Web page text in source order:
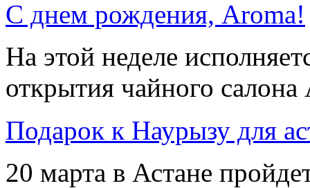
С днем рождения, Aroma!
На этой неделе
открытия чайного
Подарок к Наурызу для
20 марта в Астане